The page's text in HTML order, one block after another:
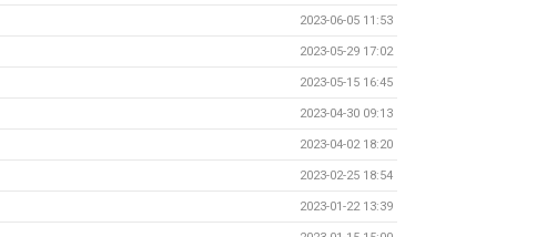
2023-06-05 11:53
2023-05-29 17:02
2023-05-15 16:45
2023-04-30 09:13
2023-04-02 18:20
2023-02-25 18:54
2023-01-22 13:39